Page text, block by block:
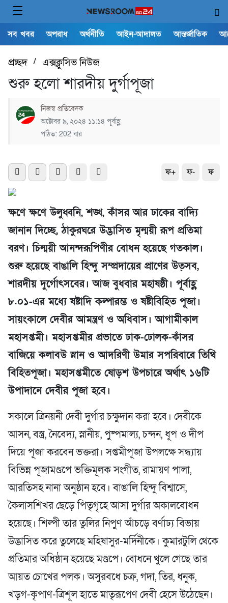
সব খবর অপরাধ অর্থনীতি আইন-আদালত আন্তর্জাতিক
প্রচ্ছদ/ এক্সক্লুসিভ নিউজ
শুরু হলো শারদীয় দুর্গাপূজা
নিজস্ব প্রতিবেদক
অক্টোবর ৯, ২০২৪ ১১:১৪ পূর্বাহ্ণ
পঠিত: 202 বার
ফ+ ফ- ফ
ক্ষণে ক্ষণে উলুধ্বনি, শঙ্খ, কাঁসর আর ঢাকের বাদ্যি
জানান দিচ্ছে, ঠাকুরঘরে উদ্ভাসিত মৃন্ময়ী রূপ প্রতিমা
বরণ। চিন্ময়ী আনন্দরূপিণীর বোধন হয়েছে গতকাল।
শুরু হয়েছে বাঙালি হিন্দু সম্প্রদায়ের প্রাণের উত্সব,
শারদীয় দুর্গোৎসবের। আজ বুধবার মহাষষ্ঠী। পূর্বাহ্ণ
৮.০১-এর মধ্যে ষষ্টাদি কল্পারম্ভ ও ষষ্টীবিহিত পূজা।
সায়ংকালে দেবীর আমন্ত্রণ ও অধিবাস। আগামীকাল
মহাসপ্তমী। মহাসপ্তমীর প্রভাতে ঢাক-ঢোলক-কাঁসর
বাজিয়ে কলাবউ স্নান ও আদরিণী উমার সপরিবারে তিথি
বিহিতপূজা। মহাসপ্তমীতে ষোড়শ উপচারে অর্থাৎ ১৬টি
উপাদানে দেবীর পূজা হবে।
সকালে ত্রিনয়নী দেবী দুর্গার চক্ষুদান করা হবে। দেবীকে
আসন, বস্ত্র, নৈবেদ্য, স্নানীয়, পুষ্পমাল্য, চন্দন, ধূপ ও দীপ
দিয়ে পূজা করবেন ভক্তরা। সপ্তমীপূজা উপলক্ষে সন্ধ্যায়
বিভিন্ন পূজামণ্ডপে ভক্তিমূলক সংগীত, রামায়ণ পালা,
আরতিসহ নানা অনুষ্ঠান হবে। বাঙালি হিন্দু বিশ্বাসে,
কৈলাসশিখর ছেড়ে পিতৃগৃহে আসা দুর্গার অকালবোধন
হয়েছে। শিল্পী তার তুলির নিপুণ আঁচড়ে বর্ণাঢ্য বিভায়
উদ্ভাসিত করে তুলেছে মহিষাসুর-মর্দিনীকে। কুমারটুলি থেকে
প্রতিমার অধিষ্ঠান হয়েছে মণ্ডপে। বোধনে খুলে গেছে তার
আয়ত চোখের পলক। অসুরবধে চক্র, গদা, তির, ধনুক,
খড়গ-কৃপাণ-ত্রিশূল হাতে মাতৃরূপেণ দেবী হেসে উঠেছেন।